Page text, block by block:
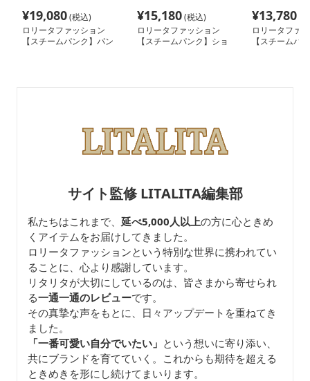
¥19,080(税込)
ロリータファッション
【スチームパンク】パン
¥15,180(税込)
ロリータファッション
【スチームパンク】ショ
¥13,780
ロリータファ
【スチームパ
サイト監修 LITALITA編集部
私たちはこれまで、 延べ5,000人以上の方に心ときめ
くアイテムをお届けしてきました。
ロリータファッションという特別な世界に携われてい
ることに、心より感謝しています。
リタリタが大切にしているのは、皆さまから寄せられ
る一通一通のレビューです。
その真摯な声をもとに、日々アップデートを重ねてき
ました。
「一番可愛い自分でいたい」 という想いに寄り添い、
共にブランドを育てていく。これからも期待を超える
ときめきを形にし続けてまいります。